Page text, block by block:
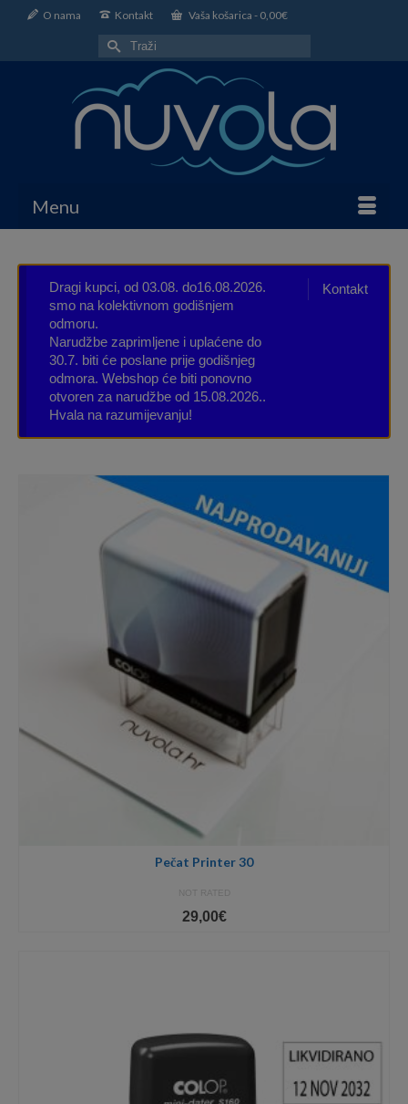
O nama Kontakt Vaša košarica - 0,00€
Search
for:
Menu
Kontakt
Dragi kupci, od 03.08. do16.08.2026.
smo na kolektivnom godišnjem
odmoru.
Narudžbe zaprimljene i uplaćene do
30.7. biti će poslane prije godišnjeg
odmora. Webshop će biti ponovno
otvoren za narudžbe od 15.08.2026..
Hvala na razumijevanju!
Pečat Printer 30
NOT RATED
29,00€